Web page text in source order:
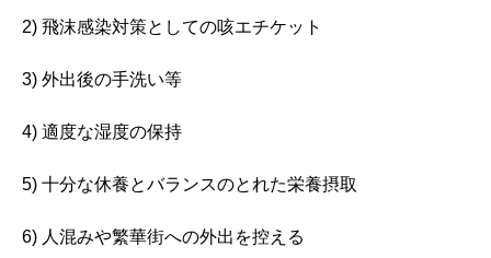
2) 飛沫感染対策としての咳エチケット
3) 外出後の手洗い等
4) 適度な湿度の保持
5) 十分な休養とバランスのとれた栄養摂取
6) 人混みや繁華街への外出を控える